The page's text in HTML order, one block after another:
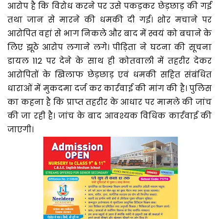
आरोप है कि विरोध करने पर उसे पकड़कर छेड़छाड़ की गई
तथा जान से मारने की धमकी दी गई। शोर मचाने पर
आरोपित वहां से भाग निकले और बाद में स्वयं को बचाने के
लिए झूठे आरोप लगाने लगे। पीड़िता ने घटना की सूचना
डायल 112 पर देने के साथ ही कोतवाली में तहरीर देकर
आरोपितों के खिलाफ छेड़छाड़ एवं धमकी सहित संबंधित
धाराओं में मुकदमा दर्ज कर कार्रवाई की मांग की है। पुलिस
का कहना है कि प्राप्त तहरीर के आधार पर मामले की जांच
की जा रही है। जांच के बाद आवश्यक विधिक कार्रवाई की
जाएगी।